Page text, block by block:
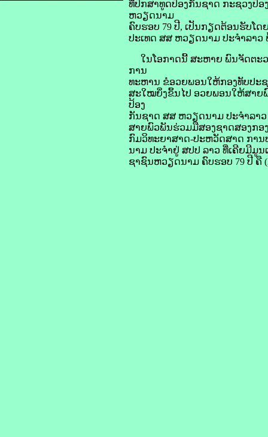
ທີ່ປຶກສາທູດປ້ອງກັນຊາດ ກະຊວງປ້ອ
ຫວຽດນາມ
ຄົບຮອບ 79 ປີ, ເປັນກຽດຕ້ອນຮັບໂ
ປະເທດ ສສ ຫວຽດນາມ ປະຈຳລາວ
ໃນໂອກາດນີ້ ສະຫາຍ ພົນຈັດຕະ
ການ
ທະຫານ ຂໍອວຍພອນໃຫ້ກອງທັບປະ
ສະໃໝຍິ່ງຂຶ້ນໄປ ອວຍພອນໃຫ້ສາຍ
ປ້ອງ
ກັນຊາດ ສສ ຫວຽດນາມ ປະຈຳລາ
ສາຍພົວພັນຮ່ວມມືສອງຊາດສອງກອ
ກົມວິທະຍາສາດ-ປະຫວັດສາດ ກາ
ນາມ ປະຈຳຢູ່ ສປປ ລາວ ທີ່ເຄີຍມີມູ
ຊາຊົນຫວຽດນາມ ຄົບຮອບ 79 ປີ ຄື